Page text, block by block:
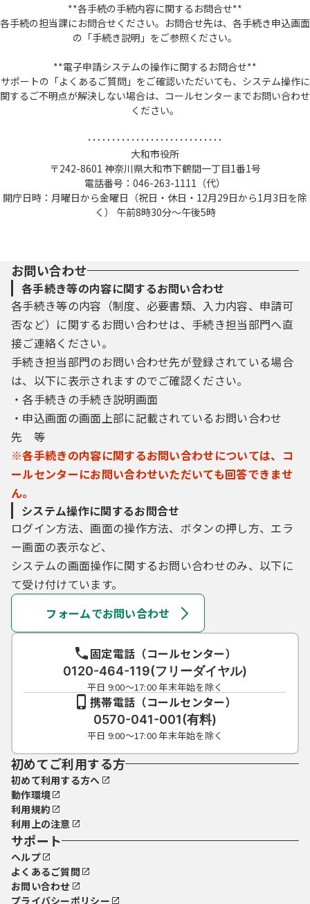
**各手続の手続内容に関するお問合せ**
各手続の担当課にお問合せください。お問合せ先は、各手続き申込画面
の「手続き説明」をご参照ください。
**電子申請システムの操作に関するお問合せ**
サポートの「よくあるご質問」をご確認いただいても、システム操作に
関するご不明点が解決しない場合は、コールセンターまでお問い合わせ
ください。
････････････････････････････
大和市役所
〒242-8601 神奈川県大和市下鶴間一丁目1番1号
電話番号：046-263-1111（代）
開庁日時：月曜日から金曜日（祝日・休日・12月29日から1月3日を除
く） 午前8時30分～午後5時
お問い合わせ
各手続き等の内容に関するお問い合わせ
各手続き等の内容（制度、必要書類、入力内容、申請可
否など）に関するお問い合わせは、手続き担当部門へ直
接ご連絡ください。
手続き担当部門のお問い合わせ先が登録されている場合
は、以下に表示されますのでご確認ください。
・各手続きの手続き説明画面
・申込画面の画面上部に記載されているお問い合わせ
先 等
※各手続きの内容に関するお問い合わせについては、コ
ールセンターにお問い合わせいただいても回答できませ
ん。
システム操作に関するお問合せ
ログイン方法、画面の操作方法、ボタンの押し方、エラ
ー画面の表示など、
システムの画面操作に関するお問い合わせのみ、以下に
て受け付けています。
フォームでお問い合わせ
固定電話（コールセンター）
0120-464-119(フリーダイヤル)
平日 9:00～17:00 年末年始を除く
携帯電話（コールセンター）
0570-041-001(有料)
平日 9:00～17:00 年末年始を除く
初めてご利用する方
初めて利用する方へ
動作環境
利用規約
利用上の注意
サポート
ヘルプ
よくあるご質問
お問い合わせ
プライバシーポリシー